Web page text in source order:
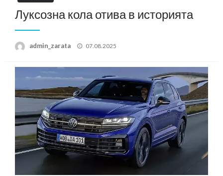
Луксозна кола отива в историята
admin_zarata
Posted
07.08.2025